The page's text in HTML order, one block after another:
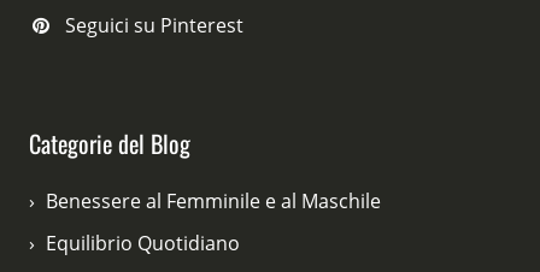
Seguici su Pinterest
Categorie del Blog
Benessere al Femminile e al Maschile
Equilibrio Quotidiano